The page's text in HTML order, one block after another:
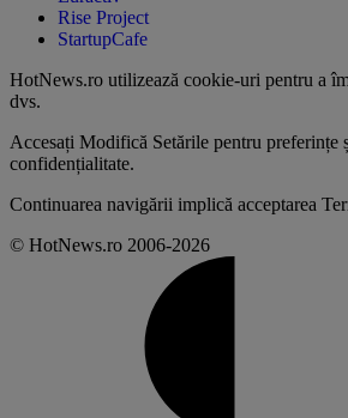
Rise Project
StartupCafe
HotNews.ro utilizează cookie-uri pentru a
dvs.
Accesați Modifică Setările pentru preferințe
confidențialitate.
Continuarea navigării implică acceptarea
© HotNews.ro 2006-2026